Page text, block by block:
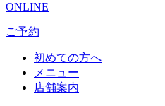
ONLINE
ご予約
初めての方へ
メニュー
店舗案内